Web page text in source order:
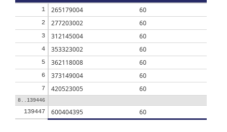
1 265179004 60
2 277203002 60
3 312145004 60
4 353323002 60
5 362118008 60
6 373149004 60
7 420523005 60
8..139446
139447 600404395 60